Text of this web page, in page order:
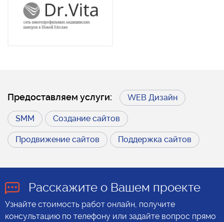
Предоставляем услуги: WEB Дизайн
SMM Создание сайтов
Продвижение сайтов Поддержка сайтов
Расскажите о Вашем проекте
Узнайте стоимость работ онлайн, получите
консультацию по телефону или задайте вопрос прямо